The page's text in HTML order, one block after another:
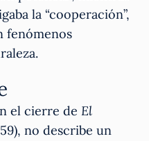
la “cooperación”,
fenómenos
el cierre deEl
no describe un